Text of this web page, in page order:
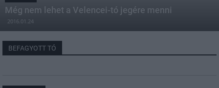
Még nem lehet a Velencei-tó jegére menni
2016.01.24
BEFAGYOTT TÓ